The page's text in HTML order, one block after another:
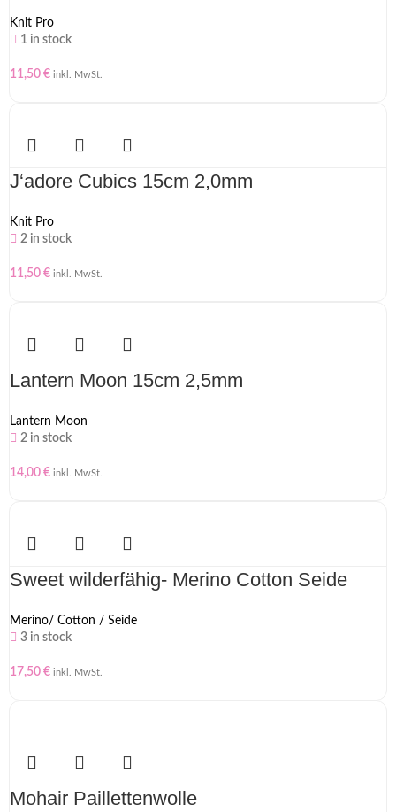
Knit Pro
1 in stock
11,50 € inkl. MwSt.
J‘adore Cubics 15cm 2,0mm
Knit Pro
2 in stock
11,50 € inkl. MwSt.
Lantern Moon 15cm 2,5mm
Lantern Moon
2 in stock
14,00 € inkl. MwSt.
Sweet wilderfähig- Merino Cotton Seide
Merino/ Cotton / Seide
3 in stock
17,50 € inkl. MwSt.
Mohair Paillettenwolle